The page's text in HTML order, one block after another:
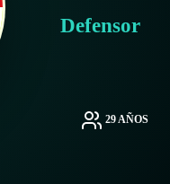
Defensor
29 AÑOS